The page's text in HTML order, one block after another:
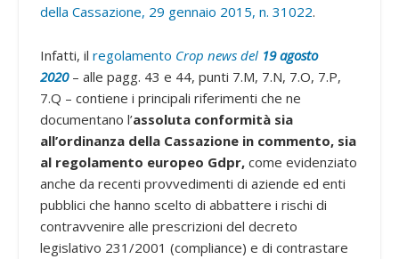
della Cassazione, 29 gennaio 2015, n. 31022.
Infatti, il regolamento Crop news del 19 agosto
2020– alle pagg. 43 e 44, punti 7.M, 7.N, 7.O, 7.P,
7.Q – contiene i principali riferimenti che ne
documentano l’assoluta conformità sia
all’ordinanza della Cassazione in commento, sia
al regolamento europeo Gdpr, come evidenziato
anche da recenti provvedimenti di aziende ed enti
pubblici che hanno scelto di abbattere i rischi di
contravvenire alle prescrizioni del decreto
legislativo 231/2001 (compliance) e di contrastare